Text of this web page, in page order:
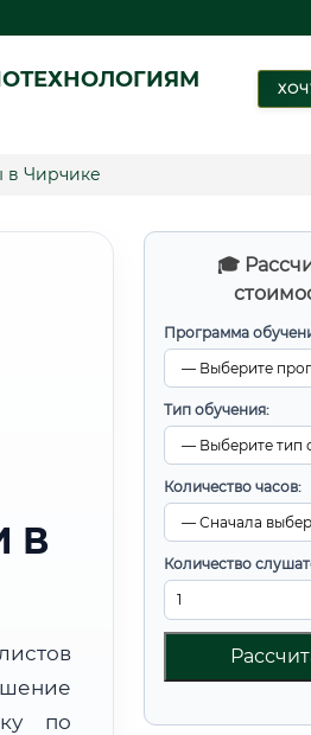
Чирчике
🎓
Программа
Тип обучения:
Количество часов:
Количество
В
по